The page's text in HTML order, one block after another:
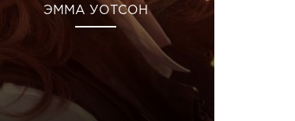
ЭММА УОТСОН